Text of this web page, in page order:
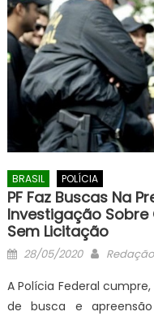
BRASIL POLÍCIA
PF Faz Buscas Na
Investigação
Sem Licitação
Posted
28/05/2020 Author
A Polícia Federal
de busca e